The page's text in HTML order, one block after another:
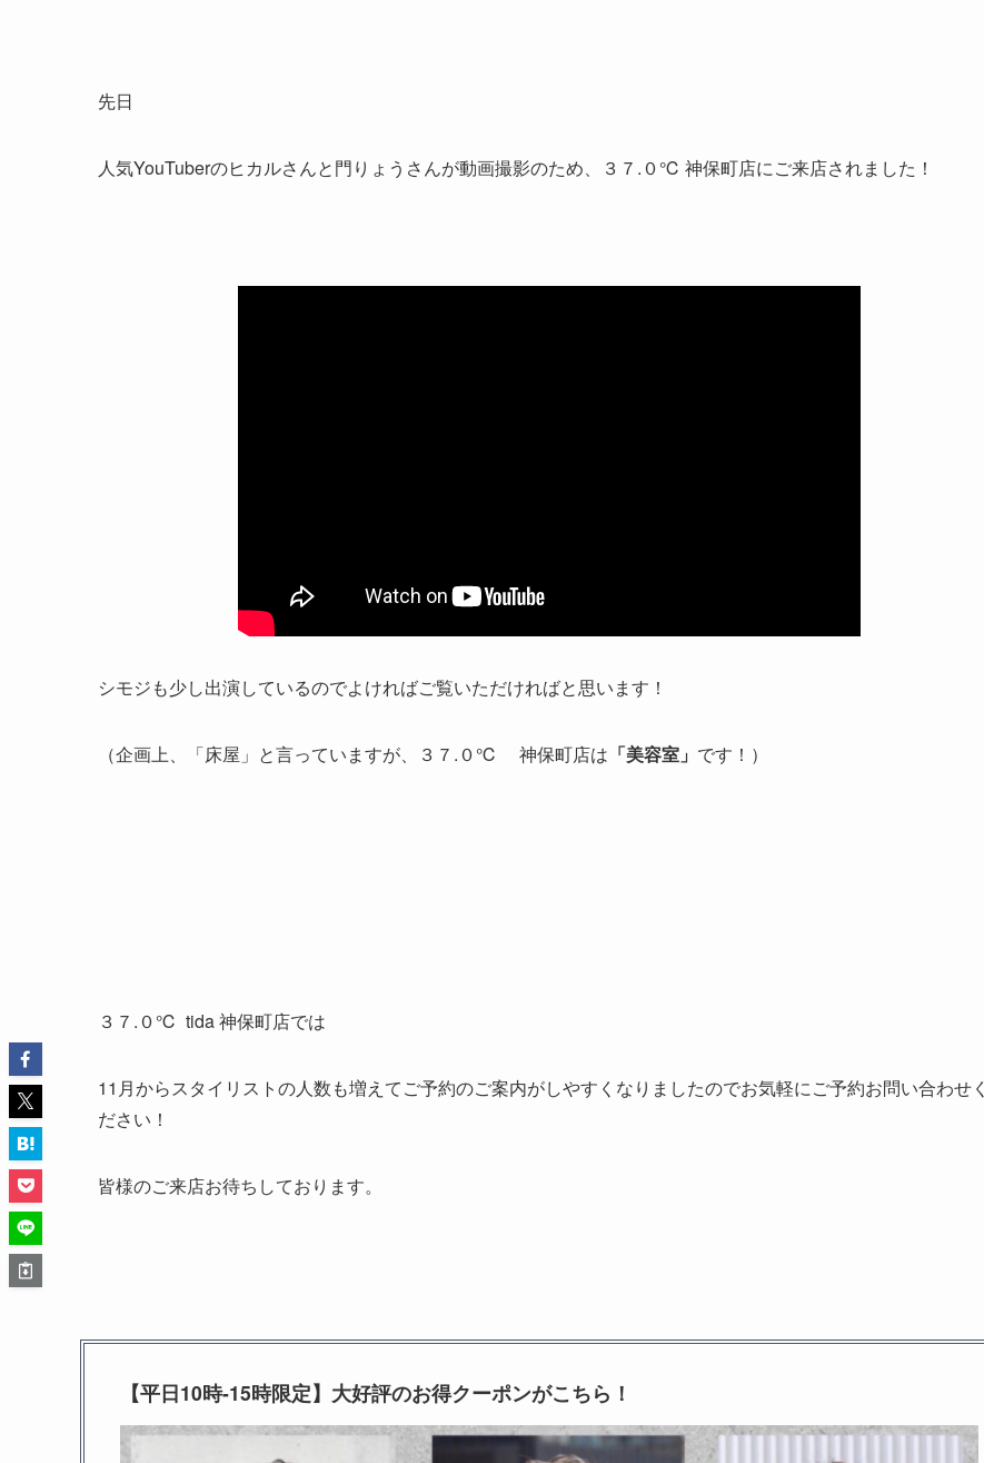
先日
人気YouTuberのヒカルさんと門りょうさんが動画撮影のため、３７.０℃ 神保町店にご来店されました！
シモジも少し出演しているのでよければご覧いただければと思います！
（企画上、「床屋」と言っていますが、３７.０℃ 神保町店は 「美容室」 です！）
３７.０℃ tida 神保町店では
11月からスタイリストの人数も増えてご予約のご案内がしやすくなりましたのでお気軽にご予約お問い合わせく
ださい！
皆様のご来店お待ちしております。
【平日10時-15時限定】大好評のお得クーポンがこちら！